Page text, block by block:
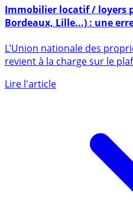
24 juin 2023
Immobilier locatif / loyers
Bordeaux, Lille...) : une
des plafonds selon l’UNPI
revient à la charge sur le